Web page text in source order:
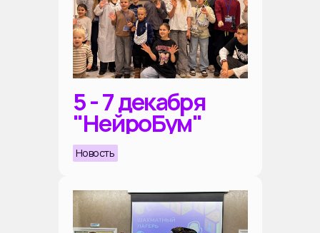
5 - 7 декабря
"НейроБум"
Новость